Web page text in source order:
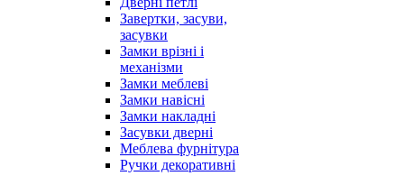
Завертки, засуви,
засувки
Замки врізні і
механізми
Замки меблеві
Замки навісні
Замки накладні
Засувки дверні
Меблева фурнітура
Ручки декоративні